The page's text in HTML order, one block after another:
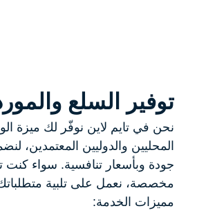
توفير السلع
نحن في تايم لاين نوفّر لك ميزة
المحليين والدوليين
جودة وبأسعار تنافسية. سواء كنت
مخصصة، نعمل على تلبية
مميزات الخدمة: